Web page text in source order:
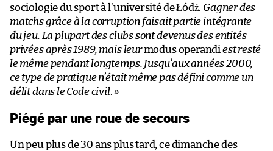
sociologie du sport à l’université de Łódź. Gagner des
matchs grâce à la corruption faisait partie intégrante
du jeu. La plupart des clubs sont devenus des entités
privées après 1989, mais leurmodus operandi est resté
le même pendant longtemps. Jusqu’aux années 2000,
ce type de pratique n’était même pas défini comme un
délit dans le Code civil.»
Piégé par une roue de secours
Un peu plus de 30 ans plus tard, ce dimanche des